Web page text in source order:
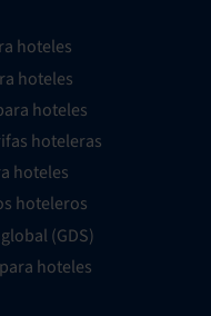
hoteles
hoteles
hoteles
hoteleras
hoteles
hoteleros
(GDS)
hoteles